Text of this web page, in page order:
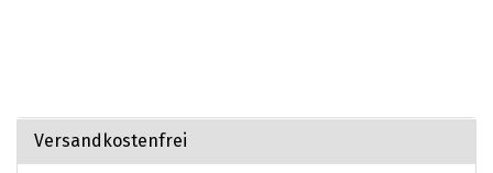
Versandkostenfrei